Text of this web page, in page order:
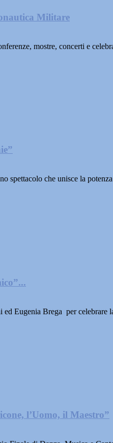
Militare
mostre, concerti e
spettacolo che unisce la
Eugenia Brega per celebrare
l’Uomo, il Maestro”